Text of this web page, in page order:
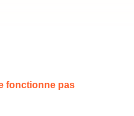
fonctionne pas